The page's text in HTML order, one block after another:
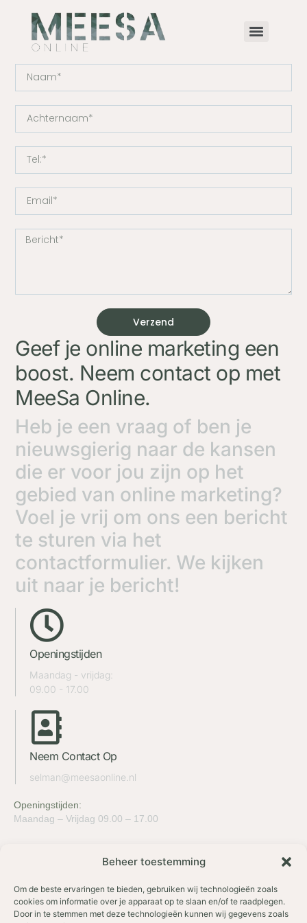
Beheer toestemming
Om de beste ervaringen te bieden, gebruiken wij technologieën zoals
cookies om informatie over je apparaat op te slaan en/of te raadplegen.
Door in te stemmen met deze technologieën kunnen wij gegevens zoals
Geef je online marketing een
boost. Neem contact op met
MeeSa Online.
Heb je een vraag of ben je
nieuwsgierig naar de kansen
die er voor jou zijn op het
gebied van online marketing?
Voel je vrij om ons een bericht
te sturen via het
contactformulier. We kijken
uit naar je bericht!
Openingstijden
Maandag - vrijdag:
09.00 - 17.00
Neem Contact Op
selman@meesaonline.nl
Verzend
Openingstijden:
Maandag – Vrijdag 09.00 – 17.00